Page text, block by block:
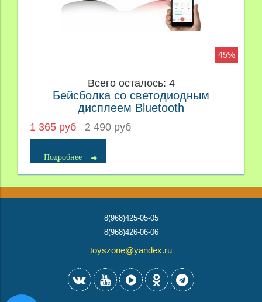
45%
Всего осталось: 4
Бейсболка со светодиодным
дисплеем Bluetooth
1 365 руб 2 490 руб
Подробнее
8(968)425-05-05
8(968)426-06-06
toyszone@yandex.ru